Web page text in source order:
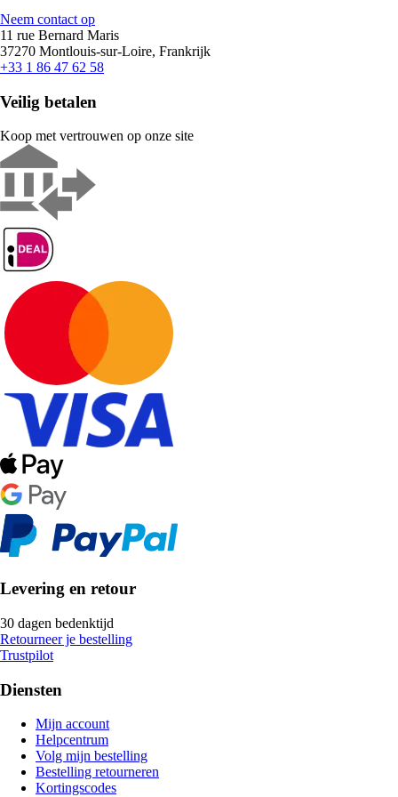
Neem contact op
11 rue Bernard Maris
37270 Montlouis-sur-Loire, Frankrijk
+33 1 86 47 62 58
Veilig betalen
Koop met vertrouwen op onze site
Levering en retour
30 dagen bedenktijd
Retourneer je bestelling
Trustpilot
Diensten
Mijn account
Helpcentrum
Volg mijn bestelling
Bestelling retourneren
Kortingscodes